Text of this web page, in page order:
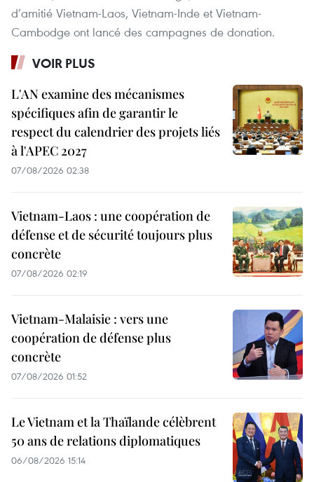
d’amitié Vietnam-Laos, Vietnam-Inde et Vietnam-
Cambodge ont lancé des campagnes de donation.
VOIR PLUS
L'AN examine des mécanismes
spécifiques afin de garantir le
respect du calendrier des projets liés
à l'APEC 2027
07/08/2026 02:38
Vietnam-Laos : une coopération de
défense et de sécurité toujours plus
concrète
07/08/2026 02:19
Vietnam-Malaisie : vers une
coopération de défense plus
concrète
07/08/2026 01:52
Le Vietnam et la Thaïlande célèbrent
50 ans de relations diplomatiques
06/08/2026 15:14